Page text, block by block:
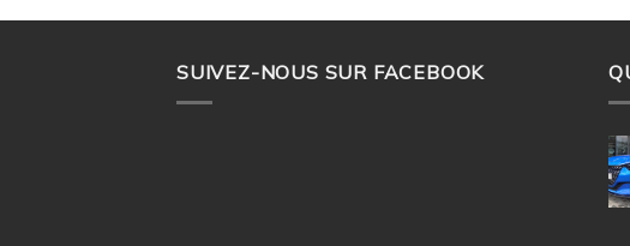
SUIVEZ-NOUS SUR FACEBOOK